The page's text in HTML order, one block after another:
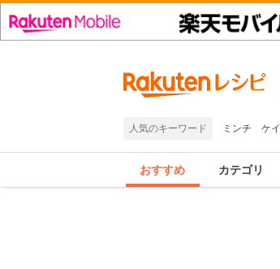
人気のキーワード ミンチ ケ
おすすめ カテゴリ